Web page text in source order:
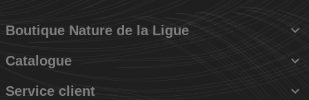
Boutique Nature de la Ligue 
Catalogue 
Service client 